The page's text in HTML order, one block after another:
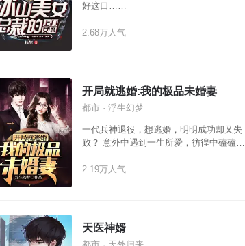
好这口……
2.68万人气
开局就逃婚:我的极品未婚妻
都市 · 浮生幻梦
一代兵神退役，想逃婚，明明成功却又失
败？ 意外中遇到一生所爱，彷徨中磕磕绊
艰险却接踵而至？ （不后宫，单女主）
2.19万人气
天医神婿